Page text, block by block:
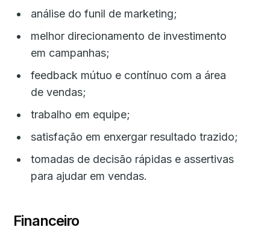
análise do funil de marketing;
melhor direcionamento de investimento
em campanhas;
feedback mútuo e contínuo com a área
de vendas;
trabalho em equipe;
satisfação em enxergar resultado trazido;
tomadas de decisão rápidas e assertivas
para ajudar em vendas.
Financeiro